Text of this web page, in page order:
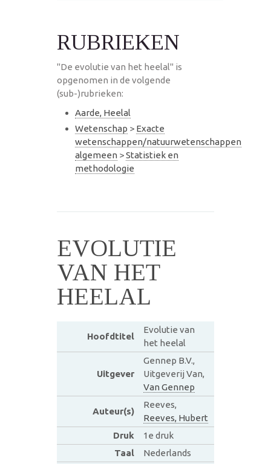
RUBRIEKEN
"De evolutie van het heelal" is
opgenomen in de volgende
(sub-)rubrieken:
Aarde, Heelal
Wetenschap > Exacte
wetenschappen/natuurwetenschappen
algemeen >Statistiek en
methodologie
EVOLUTIE
VAN HET
HEELAL
Hoofdtitel
Evolutie van
het heelal
Uitgever
Gennep B.V.,
Uitgeverij Van,
Van Gennep
Auteur(s)
Reeves,
Reeves, Hubert
Druk
1e druk
Taal
Nederlands